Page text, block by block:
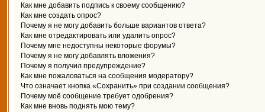
Как мне добавить подпись к своему сообщению?
Как мне создать опрос?
Почему я не могу добавить больше вариантов ответа?
Как мне отредактировать или удалить опрос?
Почему мне недоступны некоторые форумы?
Почему я не могу добавлять вложения?
Почему я получил предупреждение?
Как мне пожаловаться на сообщения модератору?
Что означает кнопка «Сохранить» при создании сообщения?
Почему моё сообщение требует одобрения?
Как мне вновь поднять мою тему?